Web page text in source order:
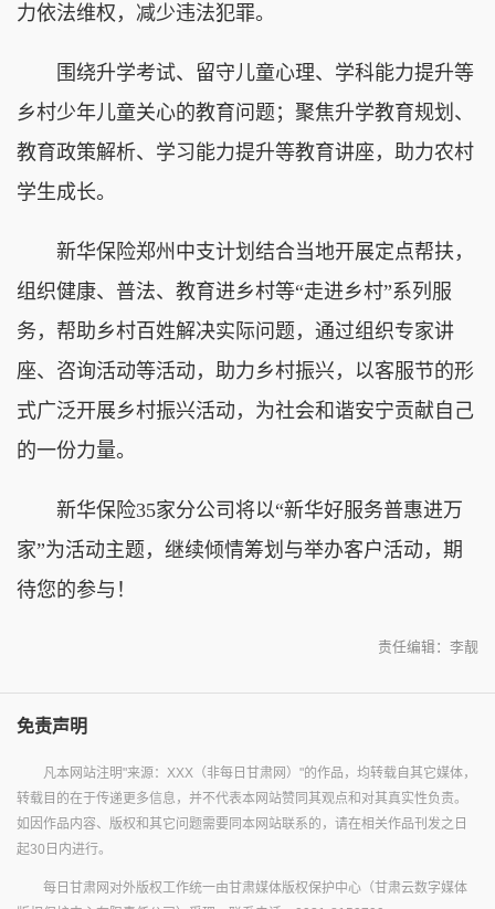
力依法维权，减少违法犯罪。
围绕升学考试、留守儿童心理、学科能力提升等
乡村少年儿童关心的教育问题；聚焦升学教育规划、
教育政策解析、学习能力提升等教育讲座，助力农村
学生成长。
新华保险郑州中支计划结合当地开展定点帮扶，
组织健康、普法、教育进乡村等“走进乡村”系列服
务，帮助乡村百姓解决实际问题，通过组织专家讲
座、咨询活动等活动，助力乡村振兴，以客服节的形
式广泛开展乡村振兴活动，为社会和谐安宁贡献自己
的一份力量。
新华保险35家分公司将以“新华好服务普惠进万
家”为活动主题，继续倾情筹划与举办客户活动，期
待您的参与！
责任编辑：李靓
免责声明
凡本网站注明"来源：XXX（非每日甘肃网）"的作品，均转载自其它媒体，
转载目的在于传递更多信息，并不代表本网站赞同其观点和对其真实性负责。
如因作品内容、版权和其它问题需要同本网站联系的，请在相关作品刊发之日
起30日内进行。
每日甘肃网对外版权工作统一由甘肃媒体版权保护中心（甘肃云数字媒体